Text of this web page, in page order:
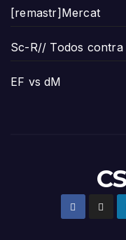
[remastr]Mercat
Sc-R// Todos contra
EF vs dM